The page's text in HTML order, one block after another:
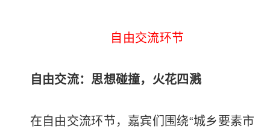
自由交流环节
自由交流：思想碰撞，火花四溅
在自由交流环节，嘉宾们围绕“城乡要素市